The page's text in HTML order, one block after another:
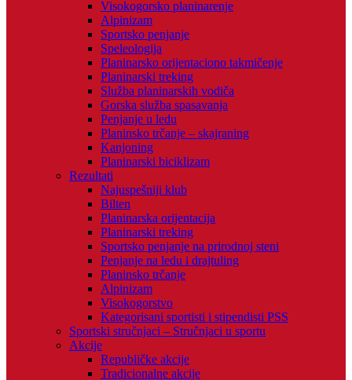
Visokogorsko planinarenje
Alpinizam
Sportsko penjanje
Speleologija
Planinarsko orijentaciono takmičenje
Planinarski treking
Služba planinarskih vodiča
Gorska služba spasavanja
Penjanje u ledu
Planinsko trčanje – skajraning
Kanjoning
Planinarski biciklizam
Rezultati
Najuspešniji klub
Bilten
Planinarska orijentacija
Planinarski treking
Sportsko penjanje na prirodnoj steni
Penjanje na ledu i drajtuling
Planinsko trčanje
Alpinizam
Visokogorstvo
Kategorisani sportisti i stipendisti PSS
Sportski stručnjaci – Stručnjaci u sportu
Akcije
Republičke akcije
Tradicionalne akcije